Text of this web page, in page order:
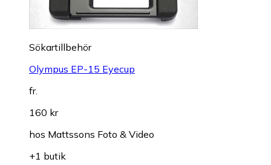
Sökartillbehör
Olympus EP-15 Eyecup
fr.
160 kr
hos Mattssons Foto & Video
+1 butik